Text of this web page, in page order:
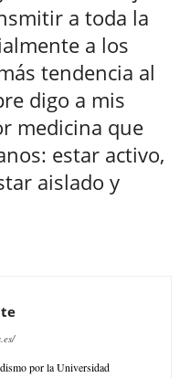
a toda la
a los
tendencia al
digo a mis
medicina que
estar activo,
aislado y
por la Universidad